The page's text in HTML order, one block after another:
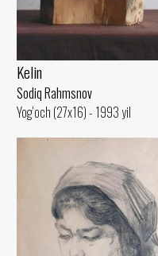
Kelin
Sodiq Rahmsnov
Yog‘och (27x16) - 1993 yil